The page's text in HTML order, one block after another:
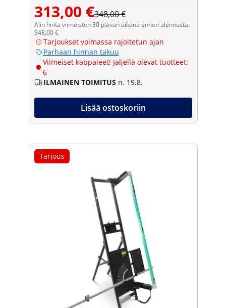
313,00 €348,00 €
Alin hinta viimeisten 30 päivän aikana ennen alennusta:
348,00 €
Tarjoukset voimassa rajoitetun ajan
Parhaan hinnan takuu
Viimeiset kappaleet! Jäljellä olevat tuotteet:
6
ILMAINEN TOIMITUS n. 19.8.
Lisää ostoskoriin
Tarjous